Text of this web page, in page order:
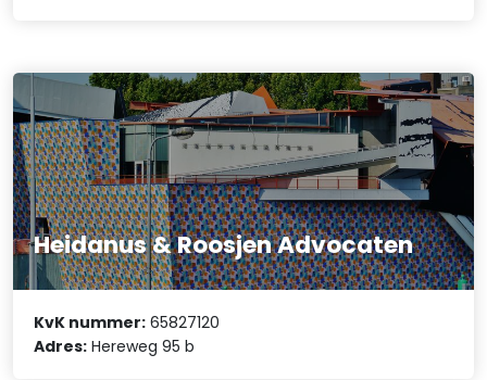
Heidanus & Roosjen Advocaten
KvK nummer: 65827120
Adres: Hereweg 95 b